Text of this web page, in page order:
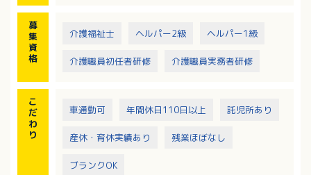
募
集
資
格
介護福祉士 ヘルパー2級 ヘルパー1級
介護職員初任者研修 介護職員実務者研修
こ
だ
わ
り
車通勤可 年間休日110日以上 託児所あり
産休・育休実績あり 残業ほぼなし
ブランクOK